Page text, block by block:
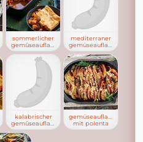
sommerlicher
mediterraner
kalabrischer
gemüseauflauf
mit polenta